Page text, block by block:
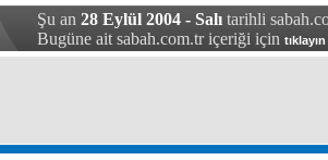
Şu an 28 Eylül 2004 - Salı tarihli
Bugüne ait sabah.com.tr içeriği için